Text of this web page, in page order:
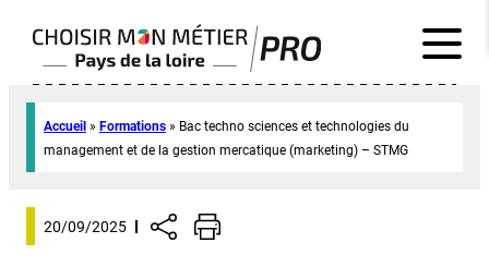
Accueil » Formations » Bac techno sciences et technologies du
management et de la gestion mercatique (marketing) – STMG
20/09/2025